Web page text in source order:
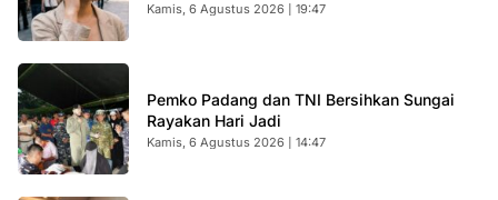
Kamis, 6 Agustus 2026 | 19:47
Pemko Padang dan TNI Bersihkan Sungai
Rayakan Hari Jadi
Kamis, 6 Agustus 2026 | 14:47